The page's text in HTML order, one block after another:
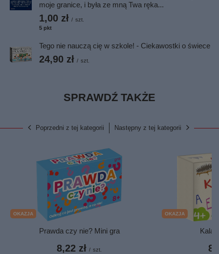
moje granice, i była ze mną Twa ręka...
1,00 zł / szt.
5 pkt
Tego nie nauczą cię w szkole! - Ciekawostki o świece
24,90 zł / szt.
SPRAWDŹ TAKŻE
Poprzedni z tej kategorii Następny z tej kategorii
OKAZJA
Prawda czy nie? Mini gra
8,22 zł / szt.
OKAZJA